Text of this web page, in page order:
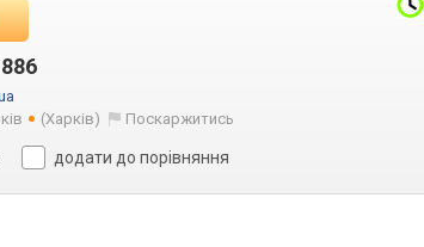
(Харків) Поскаржитись
додати до порівняння